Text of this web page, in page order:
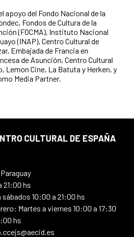
apoyo del Fondo Nacional de la
Fondos de Cultura de la
(FOCMA), Instituto Nacional
(INAP), Centro Cultural de
Embajada de Francia en
de Asunción, Centro Cultural
Lemon Cine, La Batuta y Herken, y
Media Partner.
CULTURAL DE ESPAÑA
21:00 hs
10:00 a 21:00 hs
Martes a viernes 10:00 a 17:30
hs